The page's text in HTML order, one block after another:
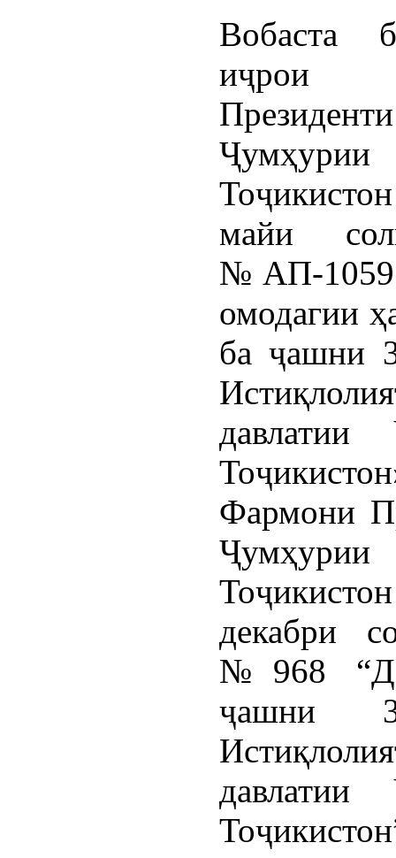
Вобаста
Президенти
Ҷумҳурии
майи
№АП-
омодагии
ба ҷашни
давлатии
Фармони
Ҷумҳурии
декабри
№968
ҷашни
давлатии